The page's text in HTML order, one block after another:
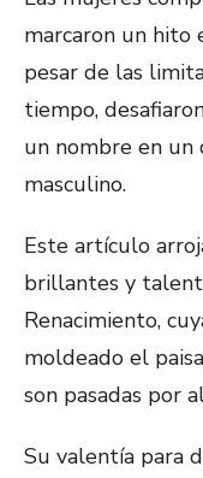
marcaron un hito
pesar de las
tiempo,
un nombre en
masculino.
Este artículo
brillantes y
Renacimiento,
moldeado el
son pasadas por
Su valentía para